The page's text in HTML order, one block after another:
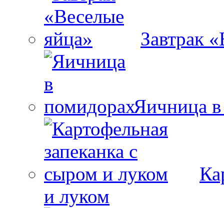
Завтрак
Яичница
и луком